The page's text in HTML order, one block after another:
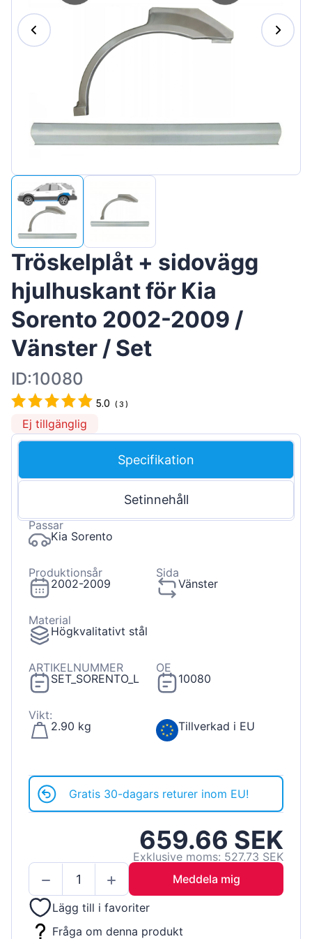
Lietuvių
Latvian
Slovenčina
Tröskelplåt + sidovägg
hjulhuskant för Kia
Sorento 2002-2009 /
Vänster / Set
ID:10080
5.0 (3 )
Ej tillgänglig
Specifikation
Setinnehåll
Passar
Kia Sorento
Produktionsår
2002-2009
Sida
Vänster
Material
Högkvalitativt stål
ARTIKELNUMMER
SET_SORENTO_L
OE
10080
Vikt:
2.90 kg
Tillverkad i EU
Gratis 30-dagars returer inom EU!
659.66 SEK
Exklusive moms: 527.73 SEK
Meddela mig
Lägg till i favoriter
Fråga om denna produkt